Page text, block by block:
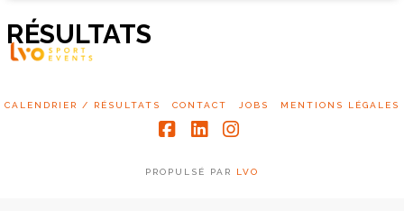
RÉSULTATS
CALENDRIER / RÉSULTATS CONTACT JOBS MENTIONS LÉGALES
PROPULSÉ PAR LVO